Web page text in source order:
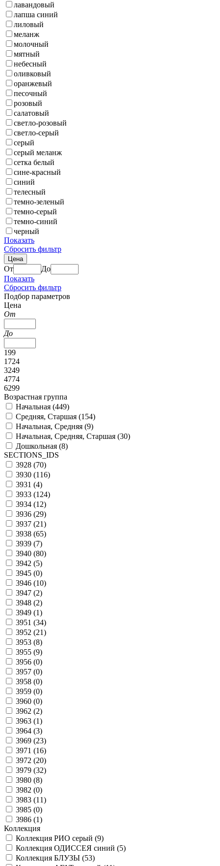
лавандовый
лапша синий
лиловый
меланж
молочный
мятный
небесный
оливковый
оранжевый
песочный
розовый
салатовый
светло-розовый
светло-серый
серый
серый меланж
сетка белый
сине-красный
синий
телесный
темно-зеленый
темно-серый
темно-синий
черный
Показать
Сбросить фильтр
Цена
От
До
Показать
Сбросить фильтр
Подбор параметров
Цена
От
До
199
1724
3249
4774
6299
Возрастная группа
Начальная (449)
Средняя, Старшая (154)
Начальная, Средняя (9)
Начальная, Средняя, Старшая (30)
Дошкольная (8)
SECTIONS_IDS
3928 (70)
3930 (116)
3931 (4)
3933 (124)
3934 (12)
3936 (29)
3937 (21)
3938 (65)
3939 (7)
3940 (80)
3942 (5)
3945 (0)
3946 (10)
3947 (2)
3948 (2)
3949 (1)
3951 (34)
3952 (21)
3953 (8)
3955 (9)
3956 (0)
3957 (0)
3958 (0)
3959 (0)
3960 (0)
3962 (2)
3963 (1)
3964 (3)
3969 (23)
3971 (16)
3972 (20)
3979 (32)
3980 (8)
3982 (0)
3983 (11)
3985 (0)
3986 (1)
Коллекция
Коллекция РИО серый (9)
Коллекция ОДИССЕЯ синий (5)
Коллекция БЛУЗЫ (53)